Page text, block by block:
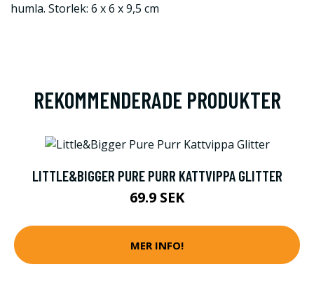
humla. Storlek: 6 x 6 x 9,5 cm
REKOMMENDERADE PRODUKTER
LITTLE&BIGGER PURE PURR KATTVIPPA GLITTER
69.9 SEK
MER INFO!